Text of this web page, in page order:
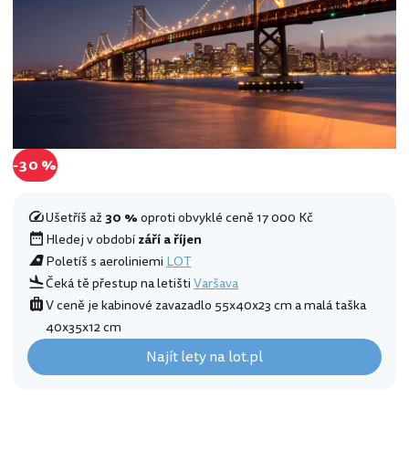
-30 %
Ušetříš až30 %oproti obvyklé ceně 17 000 Kč
Hledej v obdobízáří a říjen
Poletíš s aeroliniemi LOT
Čeká tě přestup na letištiVaršava
V ceně je kabinové zavazadlo 55x40x23 cm a malá taška
40x35x12 cm
Najít lety na lot.pl